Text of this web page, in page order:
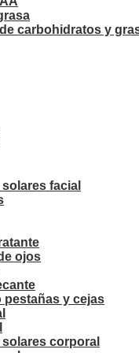
carbohidratos y
facial
ojos
pestañas y cejas
corporal